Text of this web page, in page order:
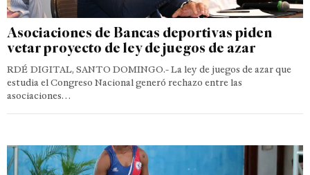
Asociaciones de Bancas deportivas piden
vetar proyecto de ley de juegos de azar
RDÉ DIGITAL, SANTO DOMINGO.- La ley de juegos de azar que
estudia el Congreso Nacional generó rechazo entre las
asociaciones…